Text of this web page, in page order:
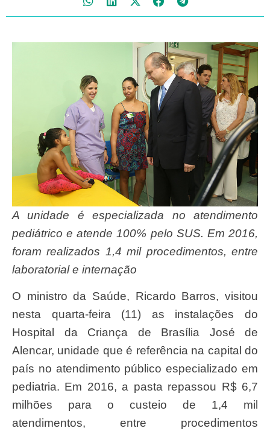
A unidade é especializada no atendimento
pediátrico e atende 100% pelo SUS. Em 2016,
foram realizados 1,4 mil procedimentos, entre
laboratorial e internação
O ministro da Saúde, Ricardo Barros, visitou
nesta quarta-feira (11) as instalações do
Hospital da Criança de Brasília José de
Alencar, unidade que é referência na capital do
país no atendimento público especializado em
pediatria. Em 2016, a pasta repassou R$ 6,7
milhões para o custeio de 1,4 mil
atendimentos, entre procedimentos